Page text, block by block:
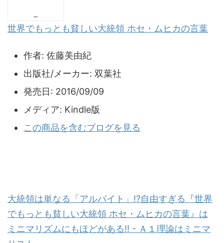
世界でもっとも貧しい大統領 ホセ・ムヒカの言葉
作者: 佐藤美由紀
出版社/メーカー: 双葉社
発売日: 2016/09/09
メディア: Kindle版
この商品を含むブログを見る
大統領は単なる「アルバイト」!?自由すぎる『世界
でもっとも貧しい大統領 ホセ・ムヒカの言葉』は
ミニマリズムにもほどがある!! - Ａ１理論はミニマ